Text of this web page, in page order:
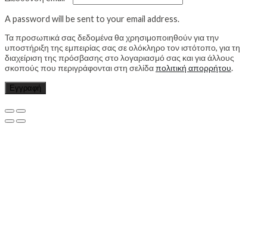
A password will be sent to your email address.
Τα προσωπικά σας δεδομένα θα χρησιμοποιηθούν για την
υποστήριξη της εμπειρίας σας σε ολόκληρο τον ιστότοπο, για τη
διαχείριση της πρόσβασης στο λογαριασμό σας και για άλλους
σκοπούς που περιγράφονται στη σελίδαπολιτική απορρήτου.
Εγγραφή